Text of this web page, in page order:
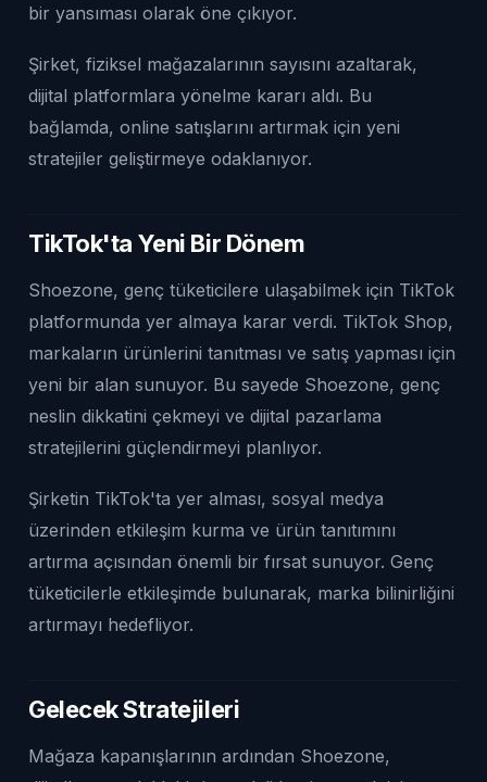
bir yansıması olarak öne çıkıyor.
Şirket, fiziksel mağazalarının sayısını azaltarak,
dijital platformlara yönelme kararı aldı. Bu
bağlamda, online satışlarını artırmak için yeni
stratejiler geliştirmeye odaklanıyor.
TikTok'ta Yeni Bir Dönem
Shoezone, genç tüketicilere ulaşabilmek için TikTok
platformunda yer almaya karar verdi. TikTok Shop,
markaların ürünlerini tanıtması ve satış yapması için
yeni bir alan sunuyor. Bu sayede Shoezone, genç
neslin dikkatini çekmeyi ve dijital pazarlama
stratejilerini güçlendirmeyi planlıyor.
Şirketin TikTok'ta yer alması, sosyal medya
üzerinden etkileşim kurma ve ürün tanıtımını
artırma açısından önemli bir fırsat sunuyor. Genç
tüketicilerle etkileşimde bulunarak, marka bilinirliğini
artırmayı hedefliyor.
Gelecek Stratejileri
Mağaza kapanışlarının ardından Shoezone,